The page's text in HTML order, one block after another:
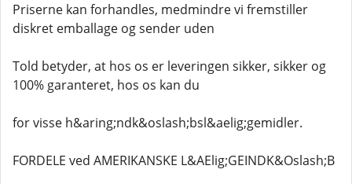
Priserne kan forhandles, medmindre vi fremstiller
diskret emballage og sender uden
Told betyder, at hos os er leveringen sikker, sikker og
100% garanteret, hos os kan du
for visse h&aring;ndk&oslash;bsl&aelig;gemidler.
FORDELE ved AMERIKANSKE L&AElig;GEINDK&Oslash;B